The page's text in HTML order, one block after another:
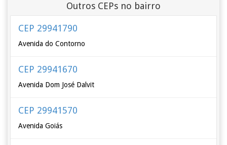
Outros CEPs no bairro
CEP 29941790
Avenida do Contorno
CEP 29941670
Avenida Dom José Dalvit
CEP 29941570
Avenida Goiás